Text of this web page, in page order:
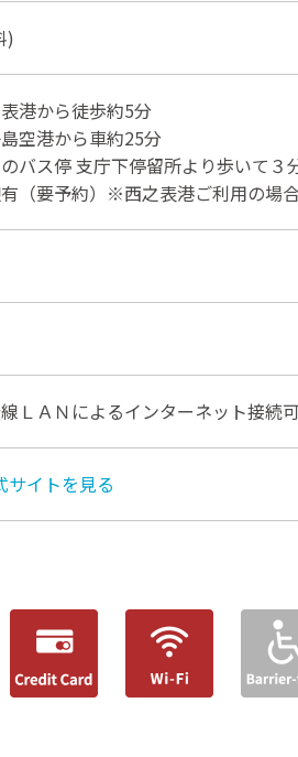
)
表港から徒歩約5分
島空港から車約25分
のバス停 支庁下停留所より歩いて３
（要予約）※西之表港ご利用の場
ＬＡＮによるインターネット接続
サイトを見る